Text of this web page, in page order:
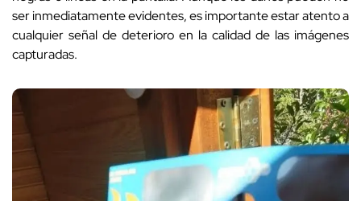
ser inmediatamente evidentes, es importante estar atento a
cualquier señal de deterioro en la calidad de las imágenes
capturadas.